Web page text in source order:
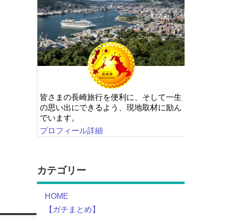
皆さまの長崎旅行を便利に、そして一生
の思い出にできるよう、現地取材に励ん
でいます。
プロフィール詳細
カテゴリー
HOME
【ガチまとめ】